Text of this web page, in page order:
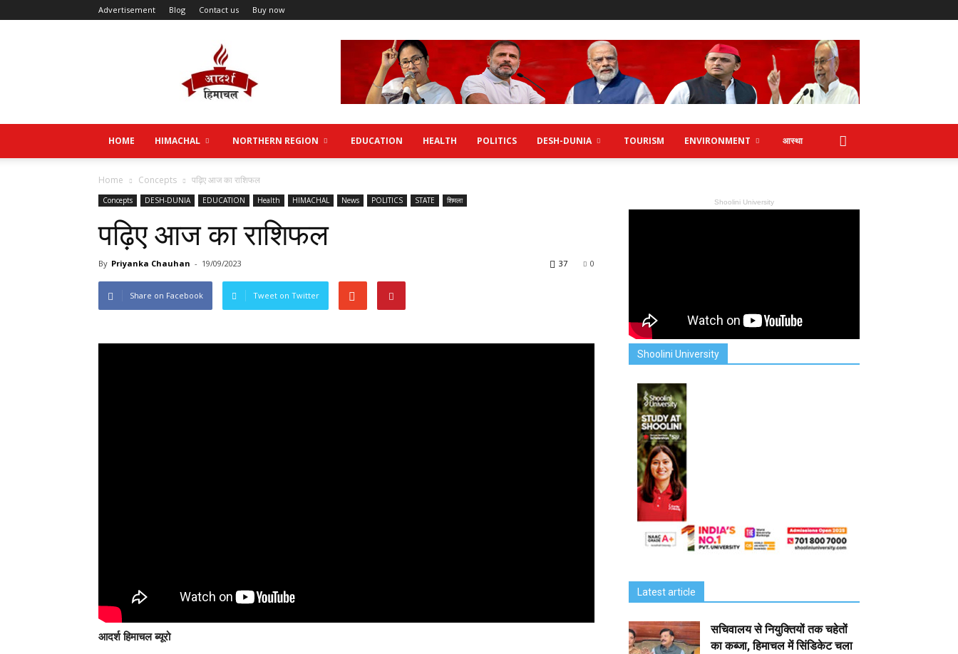
Advertisement Blog Contact us Buy now
HOME HIMACHAL NORTHERN REGION EDUCATION HEALTH POLITICS DESH-DUNIA TOURISM ENVIRONMENT आस्था
Home Concepts पढ़िए आज का राशिफल
Concepts DESH-DUNIA EDUCATION Health HIMACHAL News POLITICS STATE शिमला
पढ़िए आज का राशिफल
By Priyanka Chauhan - 19/09/2023 0
37
Share on Facebook Tweet on Twitter
आदर्श हिमाचल ब्यूरो
Shoolini University
Shoolini University
Latest article
सचिवालय से नियुक्तियों तक चहेतों
का कब्जा, हिमाचल में सिंडिकेट चला